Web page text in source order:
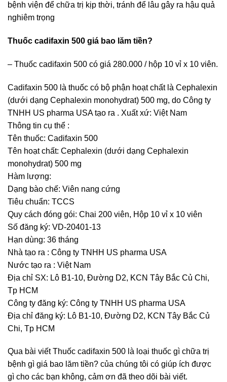
bệnh viện để chữa trị kịp thời, tránh để lâu gây ra hậu quả
nghiêm trọng
Thuốc cadifaxin 500 giá bao lăm tiền?
– Thuốc cadifaxin 500 có giá 280.000 / hộp 10 vỉ x 10 viên.
Cadifaxin 500 là thuốc có bộ phận hoạt chất là Cephalexin
(dưới dạng Cephalexin monohydrat) 500 mg, do Công ty
TNHH US pharma USA tạo ra . Xuất xứ: Việt Nam
Thông tin cụ thể :
Tên thuốc: Cadifaxin 500
Tên hoạt chất: Cephalexin (dưới dạng Cephalexin
monohydrat) 500 mg
Hàm lượng:
Dạng bào chế: Viên nang cứng
Tiêu chuẩn: TCCS
Quy cách đóng gói: Chai 200 viên, Hộp 10 vỉ x 10 viên
Số đăng ký: VD-20401-13
Hạn dùng: 36 tháng
Nhà tạo ra : Công ty TNHH US pharma USA
Nước tạo ra : Việt Nam
Địa chỉ SX: Lô B1-10, Đường D2, KCN Tây Bắc Củ Chi,
Tp HCM
Công ty đăng ký: Công ty TNHH US pharma USA
Địa chỉ đăng ký: Lô B1-10, Đường D2, KCN Tây Bắc Củ
Chi, Tp HCM
Qua bài viết Thuốc cadifaxin 500 là loại thuốc gì chữa trị
bệnh gì giá bao lăm tiền? của chúng tôi có giúp ích được
gì cho các bạn không, cảm ơn đã theo dõi bài viết.